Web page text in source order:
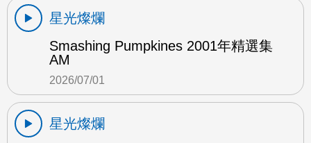
星光燦爛
Smashing Pumpkines 2001年精選集
AM
2026/07/01
星光燦爛